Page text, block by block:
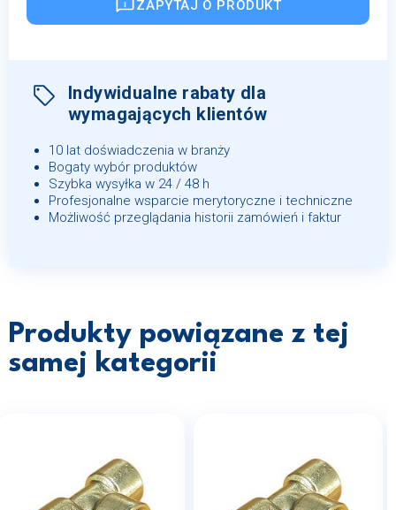
ZAPYTAJ O PRODUKT
Indywidualne rabaty dla
wymagających klientów
10 lat doświadczenia w branży
Bogaty wybór produktów
Szybka wysyłka w 24 / 48 h
Profesjonalne wsparcie merytoryczne i techniczne
Możliwość przeglądania historii zamówień i faktur
Produkty powiązane z tej
samej kategorii